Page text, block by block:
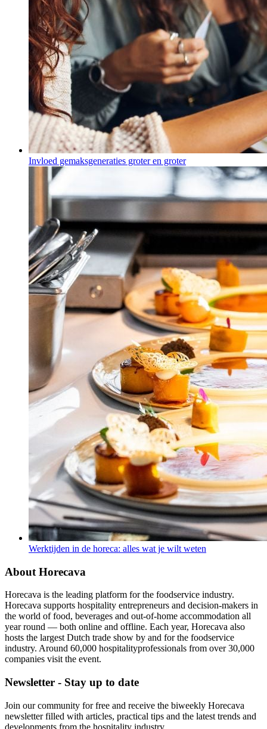
Invloed gemaksgeneraties groter en groter
Werktijden in de horeca: alles wat je wilt weten
About Horecava
Horecava is the leading platform for the foodservice industry.
Horecava supports hospitality entrepreneurs and decision-makers in
the world of food, beverages and out-of-home accommodation all
year round — both online and offline. Each year, Horecava also
hosts the largest Dutch trade show by and for the foodservice
industry. Around 60,000 hospitalityprofessionals from over 30,000
companies visit the event.
Newsletter - Stay up to date
Join our community for free and receive the biweekly Horecava
newsletter filled with articles, practical tips and the latest trends and
developments from the hospitality industry.